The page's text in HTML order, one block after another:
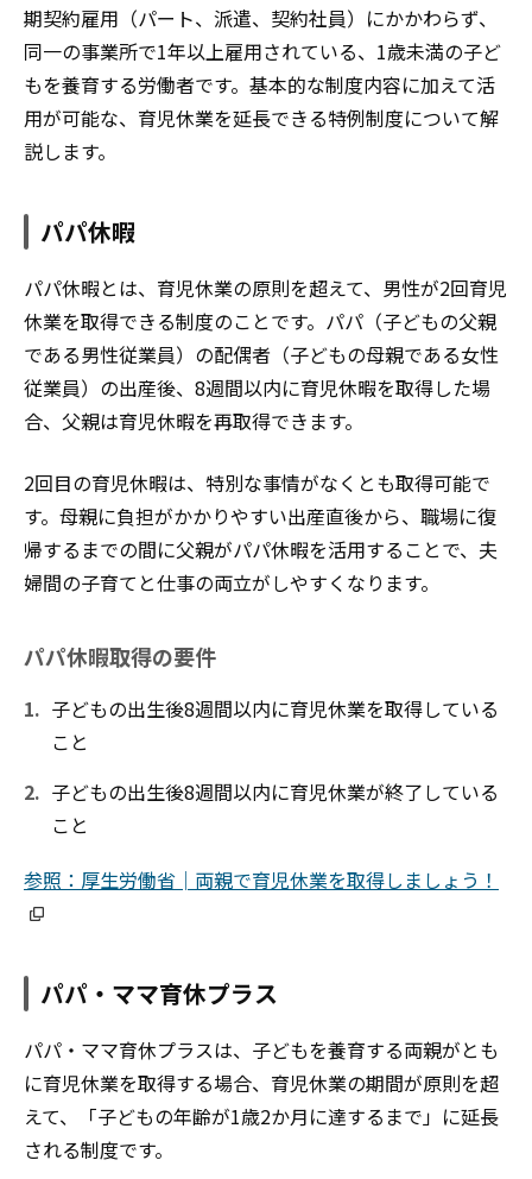
期契約雇用（パート、派遣、契約社員）にかかわらず、
同一の事業所で1年以上雇用されている、1歳未満の子ど
もを養育する労働者です。基本的な制度内容に加えて活
用が可能な、育児休業を延長できる特例制度について解
説します。
パパ休暇
パパ休暇とは、育児休業の原則を超えて、男性が2回育児
休業を取得できる制度のことです。パパ（子どもの父親
である男性従業員）の配偶者（子どもの母親である女性
従業員）の出産後、8週間以内に育児休暇を取得した場
合、父親は育児休暇を再取得できます。
2回目の育児休暇は、特別な事情がなくとも取得可能で
す。母親に負担がかかりやすい出産直後から、職場に復
帰するまでの間に父親がパパ休暇を活用することで、夫
婦間の子育てと仕事の両立がしやすくなります。
パパ休暇取得の要件
子どもの出生後8週間以内に育児休業を取得している
こと
子どもの出生後8週間以内に育児休業が終了している
こと
参照：厚生労働省│両親で育児休業を取得しましょう！
パパ・ママ育休プラス
パパ・ママ育休プラスは、子どもを養育する両親がとも
に育児休業を取得する場合、育児休業の期間が原則を超
えて、「子どもの年齢が1歳2か月に達するまで」に延長
される制度です。